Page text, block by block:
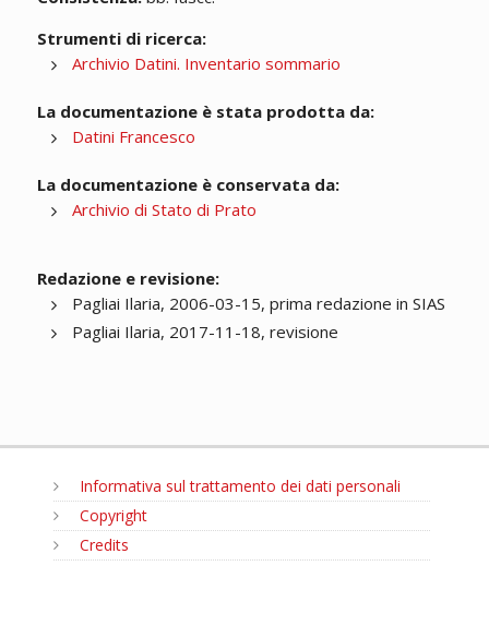
Strumenti di ricerca:
Archivio Datini. Inventario sommario
La documentazione è stata prodotta da:
Datini Francesco
La documentazione è conservata da:
Archivio di Stato di Prato
Redazione e revisione:
Pagliai Ilaria, 2006-03-15, prima redazione in SIAS
Pagliai Ilaria, 2017-11-18, revisione
Informativa sul trattamento dei dati personali
Copyright
Credits